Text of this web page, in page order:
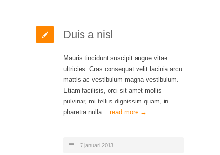
Duis a nisl
Mauris tincidunt suscipit augue vitae
ultricies. Cras consequat velit lacinia arcu
mattis ac vestibulum magna vestibulum.
Etiam facilisis, orci sit amet mollis
pulvinar, mi tellus dignissim quam, in
pharetra nulla… read more →
7 januari 2013